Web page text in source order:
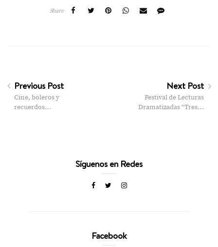
Share
Previous Post
Cine, boleros y
recuerdos…
Next Post
Festival de Lecturas
Dramatizadas “Tres…
Síguenos en Redes
Facebook